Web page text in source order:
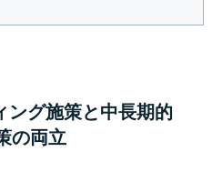
ング施策と中長期的
の両立